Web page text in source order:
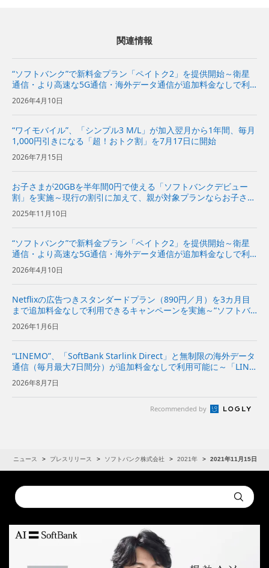
関連情報
“ソフトバンク”で新料金プラン「ペイトク2」を提供開始～衛星
通信・より高速な5G通信・海外データ通信が追加料金なしで利
用でき、経済圏特典の拡充でPayPayポイント付与率が従来プラ
ンの2倍に～
2026年4月10日
“ワイモバイル”、「シンプル3 M/L」が加入翌月から1年間、毎月
1,000円引きになる「超！おトク割」を7月17日に開始
2026年7月15日
お子さまが20GBを半年間0円で使える「ソフトバンクデビュー
割」を実施～現行の割引に加えて、親が対象プランならお子さま
のスマホデビューがさらにおトクになるキャンペーン～
2025年11月10日
“ソフトバンク”で新料金プラン「ペイトク2」を提供開始～衛星
通信・より高速な5G通信・海外データ通信が追加料金なしで利
用でき、経済圏特典の拡充でPayPayポイント付与率が従来プラ
ンの2倍に～
2026年4月10日
Netflixの広告つきスタンダードプラン（890円／月）を3カ月目
まで追加料金なしで利用できるキャンペーンを実施～“ソフトバ
ンク”の携帯電話サービスや「SoftBank 光」の契約者向けキャン
ペーン～
2026年1月6日
“LINEMO”、「SoftBank Starlink Direct」と無制限の海外データ
通信（毎月最大7日間分）が追加料金なしで利用可能に～「LINE
MOベストプラン」と「LINEMOベストプランV」が、国内外で
より安心・快適に～ | 企...
2026年8月7日
Recommended by
ニュース プレスリリース ソフトバンク株式会社 2021年 2021年11月15日
Conduct
a
Submit